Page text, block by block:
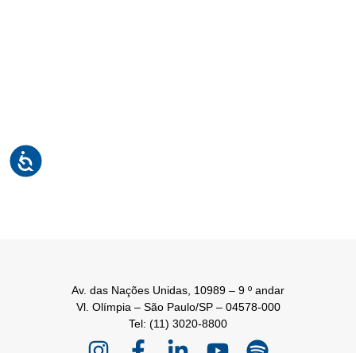
Av. das Nações Unidas, 10989 – 9 º andar
Vl. Olímpia – São Paulo/SP – 04578-000
Tel: (11) 3020-8800